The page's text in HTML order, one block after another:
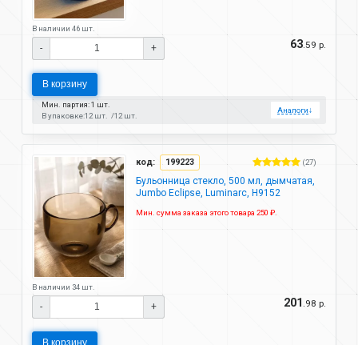
В наличии 46 шт.
- + 63.59 р.
В корзину
Мин. партия: 1 шт.
В упаковке:12 шт. 12 шт.
Аналоги↓
код: 199223 (27)
Бульонница стекло, 500 мл, дымчатая,
Jumbo Eclipse, Luminarc, H9152
Мин. сумма заказа этого товара 250 ₽.
В наличии 34 шт.
- + 201 .98 р.